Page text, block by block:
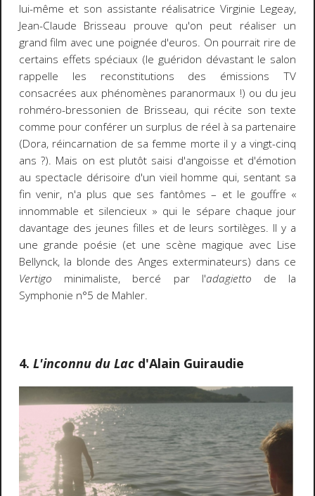
lui-même et son assistante réalisatrice Virginie Legeay,
Jean-Claude Brisseau prouve qu'on peut réaliser un
grand film avec une poignée d'euros. On pourrait rire de
certains effets spéciaux (le guéridon dévastant le salon
rappelle les reconstitutions des émissions TV
consacrées aux phénomènes paranormaux !) ou du jeu
rohméro-bressonien de Brisseau, qui récite son texte
comme pour conférer un surplus de réel à sa partenaire
(Dora, réincarnation de sa femme morte il y a vingt-cinq
ans ?). Mais on est plutôt saisi d'angoisse et d'émotion
au spectacle dérisoire d'un vieil homme qui, sentant sa
fin venir, n'a plus que ses fantômes – et le gouffre «
innommable et silencieux » qui le sépare chaque jour
davantage des jeunes filles et de leurs sortilèges. Il y a
une grande poésie (et une scène magique avec Lise
Bellynck, la blonde des Anges exterminateurs) dans ce
Vertigo minimaliste, bercé par l'adagietto de la
Symphonie n°5 de Mahler.
4. L'inconnu du Lacd'Alain Guiraudie